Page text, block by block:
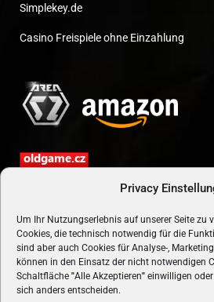
Privacy
Um Ihr Nutzungserlebnis auf unserer Seite zu
Cookies, die technisch notwendig für die
sind aber auch Cookies für Analyse-,
können in den Einsatz der nicht notwendigen
Schaltfläche "Alle Akzeptieren" einwilligen
sich anders entscheiden.
Simplekey.de
Casino Freispiele ohne Einzahlung